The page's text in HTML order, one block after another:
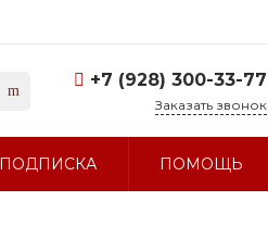
+7 (928) 300-33-77
г. Ставрополь, ул.
Заказать звонок
ПОДПИСКА ПОМОЩЬ